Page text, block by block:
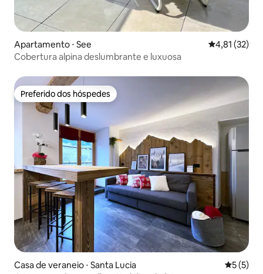
Apartamento ⋅ See 4,81 de uma
4,81 (32)
Cobertura alpina deslumbrante e luxuosa
Preferido dos hóspedes
Preferido dos hóspedes
Casa de veraneio ⋅ Santa Lucia 5 de
5 (5)